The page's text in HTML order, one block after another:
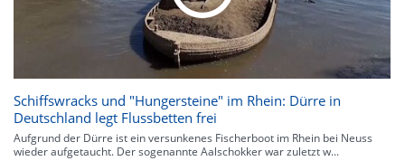
Schiffswracks und "Hungersteine" im Rhein: Dürre in
Deutschland legt Flussbetten frei
Aufgrund der Dürre ist ein versunkenes Fischerboot im Rhein bei Neuss
wieder aufgetaucht. Der sogenannte Aalschokker war zuletzt w...